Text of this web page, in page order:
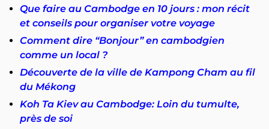
Que faire au Cambodge en 10 jours : mon récit
et conseils pour organiser votre voyage
Comment dire “Bonjour” en cambodgien
comme un local ?
Découverte de la ville de Kampong Cham au fil
du Mékong
Koh Ta Kiev au Cambodge: Loin du tumulte,
près de soi